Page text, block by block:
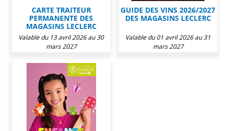
CARTE TRAITEUR
PERMANENTE DES
MAGASINS LECLERC
Valable du 13 avril 2026 au 30
mars 2027
GUIDE DES VINS 2026/2027
DES MAGASINS LECLERC
Valable du 01 avril 2026 au 31
mars 2027